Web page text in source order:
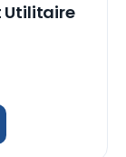
Utilitaire